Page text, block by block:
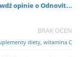
opinie o Odnovit...
BRAK OCEN
diety witamina C